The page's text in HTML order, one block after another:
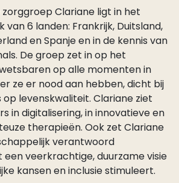
Clariane ligt in het
van 6 landen: Frankrijk, Duitsland,
en Spanje en in de kennis van
De groep zet in op het
op alle momenten in
ze er nood aan hebben, dicht bij
levenskwaliteit. Clariane ziet
in digitalisering, in innovatieve en
therapieën. Ook zet Clariane
verantwoord
veerkrachtige, duurzame visie
kansen en inclusie stimuleert.